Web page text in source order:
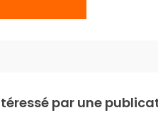
par une